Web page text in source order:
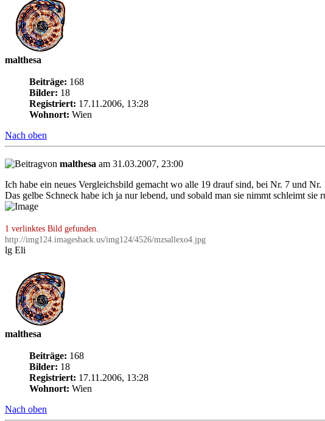
malthesa
Beiträge: 168
Bilder: 18
Registriert: 17.11.2006, 13:28
Wohnort: Wien
Nach oben
von malthesa am 31.03.2007, 23:00
Ich habe ein neues Vergleichsbild gemacht wo alle 19 drauf sind, bei Nr. 7 und
Das gelbe Schneck habe ich ja nur lebend, und sobald man sie nimmt schleimt
1 verlinktes Bild gefunden.
http://img124.imageshack.us/img124/4526/mzsallexo4.jpg
lg Eli
malthesa
Beiträge: 168
Bilder: 18
Registriert: 17.11.2006, 13:28
Wohnort: Wien
Nach oben